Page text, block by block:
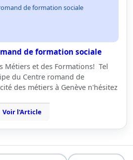
de formation sociale
de formation sociale
Métiers et des Formations! Tel
du Centre romand de
des métiers à Genève n'hésitez
Voir l'Article